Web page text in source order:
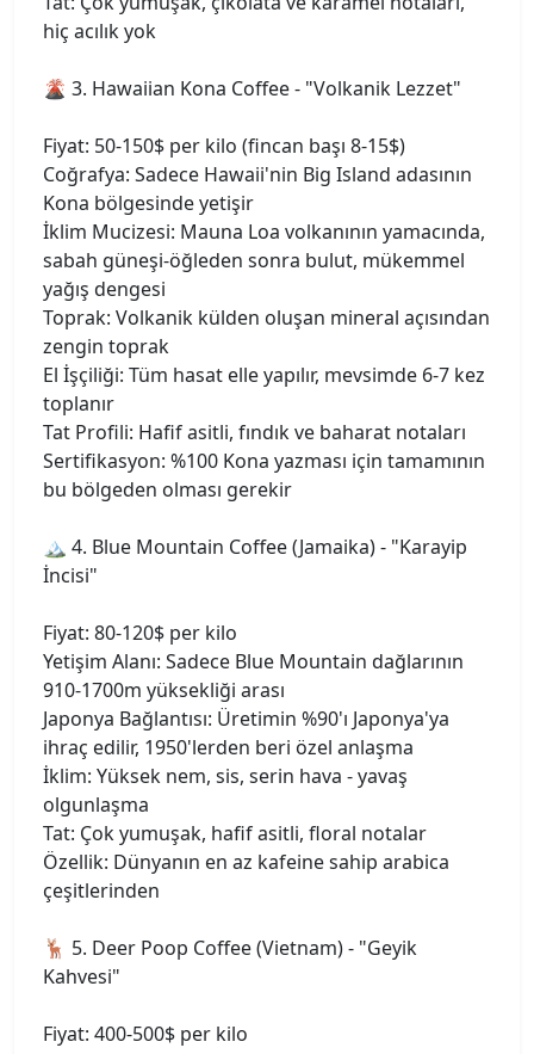
hiç acılık yok
🌋 3. Hawaiian Kona Coffee - "Volkanik Lezzet"
Fiyat: 50-150$ per kilo (fincan başı 8-15$)
Coğrafya: Sadece Hawaii'nin Big Island adasının
Kona bölgesinde yetişir
İklim Mucizesi: Mauna Loa volkanının yamacında,
sabah güneşi-öğleden sonra bulut, mükemmel
yağış dengesi
Toprak: Volkanik külden oluşan mineral açısından
zengin toprak
El İşçiliği: Tüm hasat elle yapılır, mevsimde 6-7 kez
toplanır
Tat Profili: Hafif asitli, fındık ve baharat notaları
Sertifikasyon: %100 Kona yazması için tamamının
bu bölgeden olması gerekir
🏔️ 4. Blue Mountain Coffee (Jamaika) - "Karayip
İncisi"
Fiyat: 80-120$ per kilo
Yetişim Alanı: Sadece Blue Mountain dağlarının
910-1700m yüksekliği arası
Japonya Bağlantısı: Üretimin %90'ı Japonya'ya
ihraç edilir, 1950'lerden beri özel anlaşma
İklim: Yüksek nem, sis, serin hava - yavaş
olgunlaşma
Tat: Çok yumuşak, hafif asitli, floral notalar
Özellik: Dünyanın en az kafeine sahip arabica
çeşitlerinden
🦌 5. Deer Poop Coffee (Vietnam) - "Geyik
Kahvesi"
Fiyat: 400-500$ per kilo